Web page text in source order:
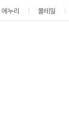
에누리 몰테일